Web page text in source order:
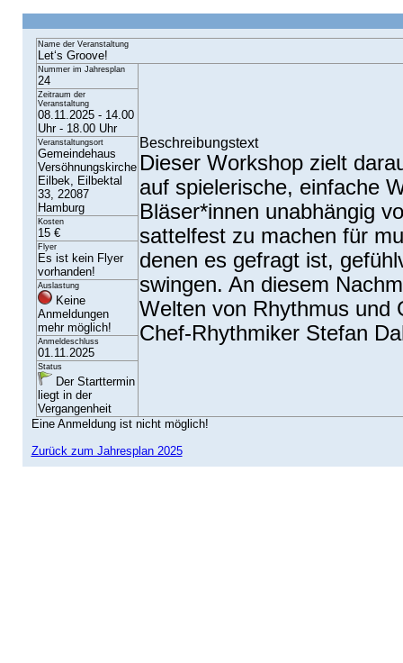
Name der Veranstaltung
Let‘s Groove!
Nummer im Jahresplan
24
Beschreibungstext
Dieser Workshop zielt
auf spielerische, einfache
Bläser*innen unabhängig
sattelfest zu machen für
denen es gefragt ist,
swingen. An diesem
Welten von Rhythmus und
Chef-Rhythmiker Stefan
Zeitraum der
Veranstaltung
08.11.2025 - 14.00
Uhr - 18.00 Uhr
Veranstaltungsort
Gemeindehaus
Versöhnungskirche
Eilbek, Eilbektal
33, 22087
Hamburg
Kosten
15 €
Flyer
Es ist kein Flyer
vorhanden!
Auslastung
Keine
Anmeldungen
mehr möglich!
Anmeldeschluss
01.11.2025
Status
Der Starttermin
liegt in der
Vergangenheit
Eine Anmeldung ist nicht möglich!
Zurück zum Jahresplan 2025